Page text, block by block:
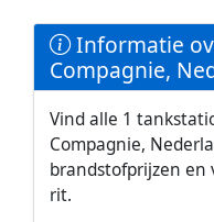
Informatie
Compagnie,
Vind alle 1
Compagnie,
brandstofprijzen en
rit.